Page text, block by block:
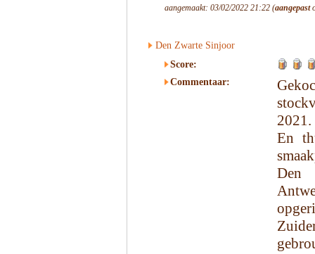
aangemaakt: 03/02/2022 21:22 (aangepast
Den Zwarte Sinjoor
Score:
Commentaar:
2021.
En
Den